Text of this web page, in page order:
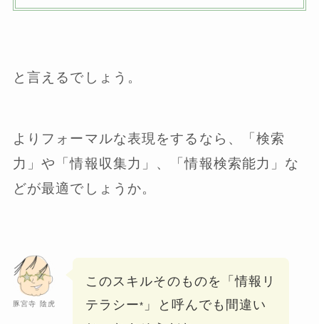
と言えるでしょう。
よりフォーマルな表現をするなら、「検索
力」や「情報収集力」、「情報検索能力」な
どが最適でしょうか。
豚宮寺 陰虎
このスキルそのものを「情報リ
テラシー* 」と 呼んでも間違い